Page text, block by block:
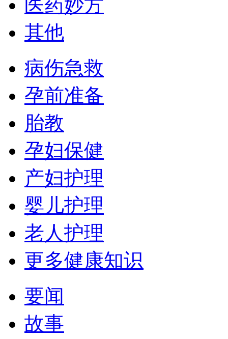
医药妙方
其他
病伤急救
孕前准备
胎教
孕妇保健
产妇护理
婴儿护理
老人护理
更多健康知识
要闻
故事